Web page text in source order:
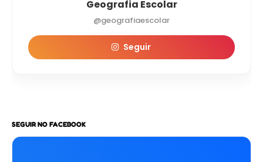
Geografia Escolar
@geografiaescolar
Seguir
SEGUIR NO FACEBOOK